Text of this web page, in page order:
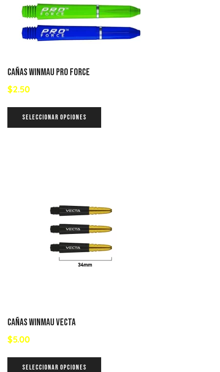
Cañas Winmau Pro Force
$2.50
SELECCIONAR OPCIONES
Cañas Winmau Vecta
$5.00
SELECCIONAR OPCIONES